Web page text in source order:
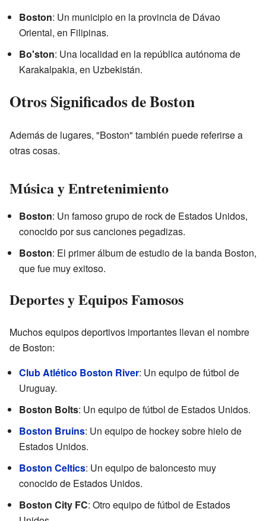
Boston: Un municipio en la provincia de Dávao
Oriental, en Filipinas.
Bo'ston: Una localidad en la república autónoma de
Karakalpakia, en Uzbekistán.
Otros Significados de Boston
Además de lugares, "Boston" también puede referirse a
otras cosas.
Música y Entretenimiento
Boston: Un famoso grupo de rock de Estados Unidos,
conocido por sus canciones pegadizas.
Boston: El primer álbum de estudio de la banda Boston,
que fue muy exitoso.
Deportes y Equipos Famosos
Muchos equipos deportivos importantes llevan el nombre
de Boston:
Club Atlético Boston River: Un equipo de fútbol de
Uruguay.
Boston Bolts: Un equipo de fútbol de Estados Unidos.
Boston Bruins: Un equipo de hockey sobre hielo de
Estados Unidos.
Boston Celtics: Un equipo de baloncesto muy
conocido de Estados Unidos.
Boston City FC: Otro equipo de fútbol de Estados